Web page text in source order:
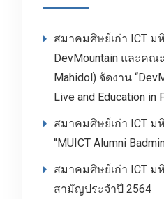
สมาคมศิษย์เก่า ICT ม
DevMountain และคณ
Mahidol) จัดงาน
Live and Education in
สมาคมศิษย์เก่า ICT ม
“MUICT Alumni
สมาคมศิษย์เก่า ICT
สามัญประจำปี 2564